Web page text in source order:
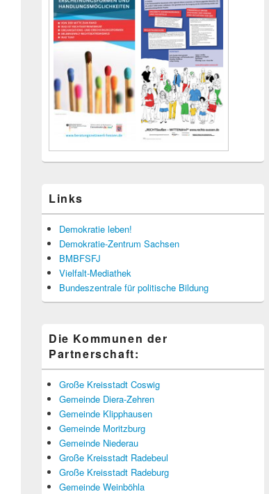
Links
Demokratie leben!
Demokratie-Zentrum Sachsen
BMBFSFJ
Vielfalt-Mediathek
Bundeszentrale für politische Bildung
Die Kommunen der
Partnerschaft:
Große Kreisstadt Coswig
Gemeinde Diera-Zehren
Gemeinde Klipphausen
Gemeinde Moritzburg
Gemeinde Niederau
Große Kreisstadt Radebeul
Große Kreisstadt Radeburg
Gemeinde Weinböhla